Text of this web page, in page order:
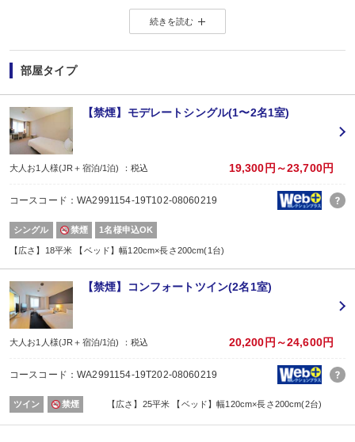
価格を抑えたい！人が多い土日祝日を避けてゆったり旅をしたい！
◆ ◇ ◆ ◇ ◆ ◇ ◆ ◇ ◆
続きを読む
部屋タイプ
【禁煙】モデレートシングル(1〜2名1室)
大人お1人様(JR＋宿泊/1泊) ：税込 19,300円～23,700円
コースコード：WA2991154-19T102-08060219
シングル 禁煙 1名様申込OK
【広さ】18平米 【ベッド】幅120cm×長さ200cm(1台)
【禁煙】コンフォートツイン(2名1室)
大人お1人様(JR＋宿泊/1泊) ：税込 20,200円～24,600円
コースコード：WA2991154-19T202-08060219
ツイン 禁煙 【広さ】25平米 【ベッド】幅120cm×長さ200cm(2台)